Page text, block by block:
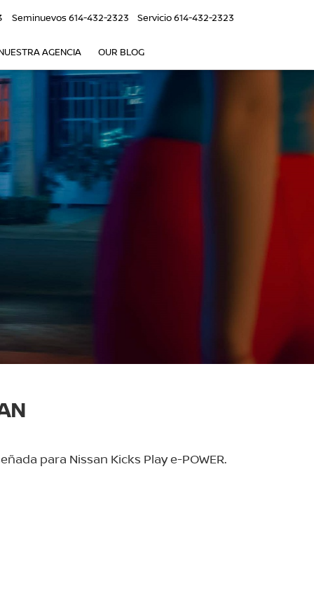
Seminuevos614-432-2323 Servicio614-432-2323
AGENCIA OUR BLOG
para Nissan Kicks Play e-POWER.